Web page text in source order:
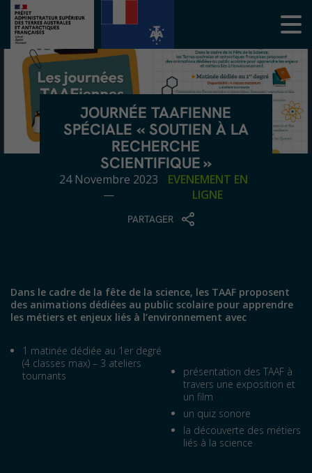
JOURNÉE TAAFIENNE
SPÉCIALE « SOUTIEN À LA
RECHERCHE
SCIENTIFIQUE »
24 Novembre 2023
—
EVENEMENT EN
LIGNE
PARTAGER
Dans le cadre de la fête de la science, les TAAF proposent
des animations dédiées au public scolaire pour apprendre
les métiers et enjeux liés à l’environnement avec
1 matinée dédiée au 1er degré
(4 classes max) – 3 ateliers
tournants
présentation des TAAF à
travers une exposition et
un film
un quiz sonore
la découverte des métiers
liés à la science